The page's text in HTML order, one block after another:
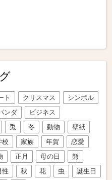
ト クリスマス
シンボル
ンダ
ビジネス
兎 冬 動物
壁紙
校 家族 年賀
恋愛
正月 母の日
熊
性 秋 花 虫
誕生日